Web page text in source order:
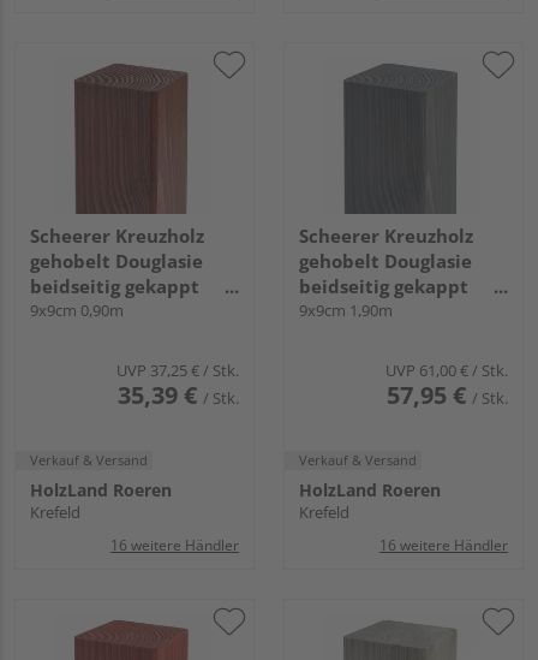
Scheerer Kreuzholz
gehobelt Douglasie
beidseitig gekappt
transparent lasiert -
9x9cm 0,90m
UVP 37,25 €/ Stk.
35,39 € / Stk.
Verkauf & Versand
HolzLand Roeren
Krefeld
16 weitere Händler
Scheerer Kreuzholz
gehobelt Douglasie
beidseitig gekappt
transparent lasiert -
9x9cm 1,90m
UVP 61,00 €/ Stk.
57,95 € / Stk.
Verkauf & Versand
HolzLand Roeren
Krefeld
16 weitere Händler